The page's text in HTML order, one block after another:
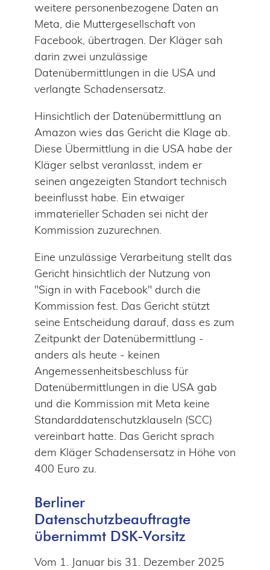
weitere personenbezogene Daten an
Meta, die Muttergesellschaft von
Facebook, übertragen. Der Kläger sah
darin zwei unzulässige
Datenübermittlungen in die USA und
verlangte Schadensersatz.
Hinsichtlich der Datenübermittlung an
Amazon wies das Gericht die Klage ab.
Diese Übermittlung in die USA habe der
Kläger selbst veranlasst, indem er
seinen angezeigten Standort technisch
beeinflusst habe. Ein etwaiger
immaterieller Schaden sei nicht der
Kommission zuzurechnen.
Eine unzulässige Verarbeitung stellt das
Gericht hinsichtlich der Nutzung von
"Sign in with Facebook" durch die
Kommission fest. Das Gericht stützt
seine Entscheidung darauf, dass es zum
Zeitpunkt der Datenübermittlung -
anders als heute - keinen
Angemessenheitsbeschluss für
Datenübermittlungen in die USA gab
und die Kommission mit Meta keine
Standarddatenschutzklauseln (SCC)
vereinbart hatte. Das Gericht sprach
dem Kläger Schadensersatz in Höhe von
400 Euro zu.
Berliner
Datenschutzbeauftragte
übernimmt DSK-Vorsitz
Vom 1. Januar bis 31. Dezember 2025